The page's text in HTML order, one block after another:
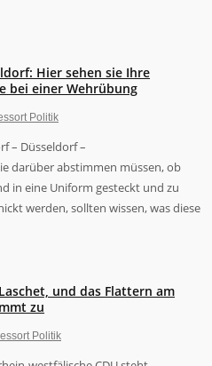
Hier sehen sie Ihre
bei einer Wehrübung
Politik
– Düsseldorf –
darüber abstimmen müssen, ob
in eine Uniform gesteckt und zu
werden, sollten wissen, was diese
und das Flattern am
zu
Politik